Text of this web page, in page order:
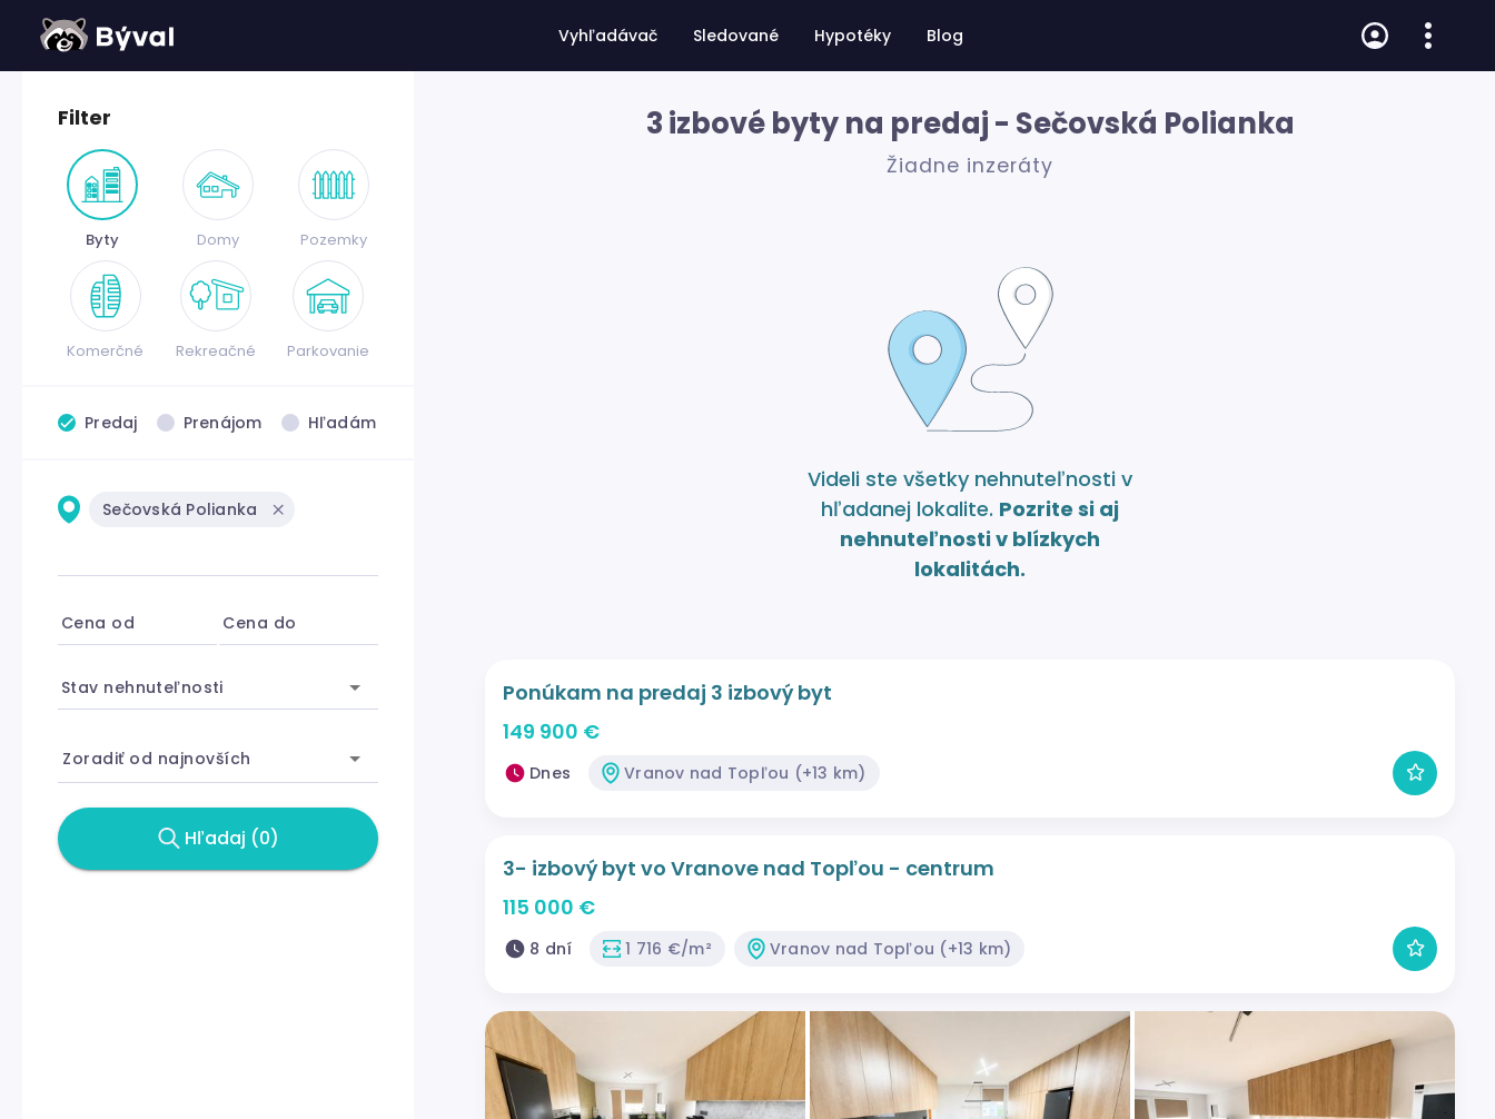
Vyhľadávač Sledované Hypotéky Blog
Filter
Byty Domy Pozemky
Komerčné Rekreačné Parkovanie
Predaj Prenájom Hľadám
Sečovská Polianka
Cena od Cena do
Stav nehnuteľnosti
Zoradiť od najnovších
Hľadaj (0)
3 izbové byty na predaj - Sečovská Polianka
Žiadne inzeráty
Videli ste všetky nehnuteľnosti v
hľadanej lokalite. Pozrite si aj
nehnuteľnosti v blízkych
lokalitách.
Ponúkam na predaj 3 izbový byt
149 900 €
Dnes Vranov nad Topľou (+13 km)
3- izbový byt vo Vranove nad Topľou - centrum
115 000 €
8 dní 1 716 €/m² Vranov nad Topľou (+13 km)